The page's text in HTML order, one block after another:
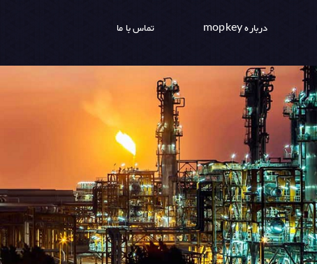
درباره mopkey تماس با ما